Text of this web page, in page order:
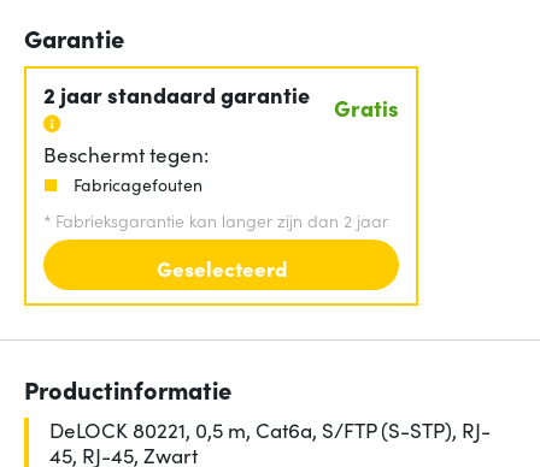
Garantie
2 jaar standaard garantie Gratis
Beschermt tegen:
Fabricagefouten
* Fabrieksgarantie kan langer zijn dan 2 jaar
Geselecteerd
Productinformatie
DeLOCK 80221, 0,5 m, Cat6a, S/FTP (S-STP), RJ-
45, RJ-45, Zwart